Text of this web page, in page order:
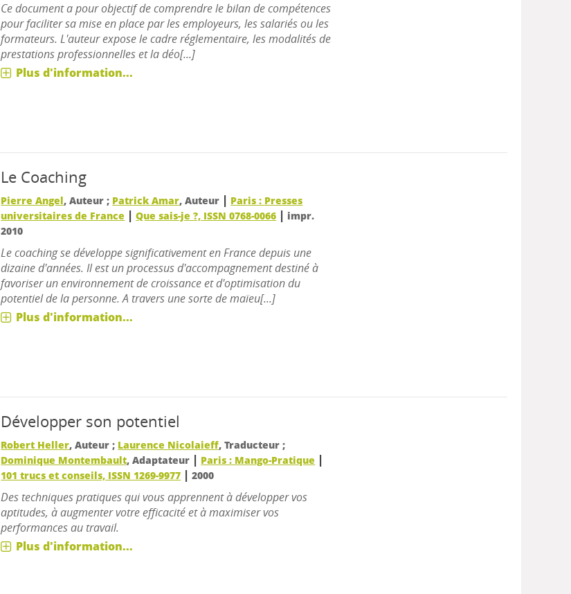
Ce document a pour objectif de comprendre le bilan de compétences
pour faciliter sa mise en place par les employeurs, les salariés ou les
formateurs. L'auteur expose le cadre réglementaire, les modalités de
prestations professionnelles et la déo[...]
Plus d'information...
Le Coaching
Pierre Angel, Auteur ; Patrick Amar, Auteur | Paris : Presses
universitaires de France |Que sais-je ?, ISSN 0768-0066 | impr.
2010
Le coaching se développe significativement en France depuis une
dizaine d'années. Il est un processus d'accompagnement destiné à
favoriser un environnement de croissance et d'optimisation du
potentiel de la personne. A travers une sorte de maïeu[...]
Plus d'information...
Développer son potentiel
Robert Heller, Auteur ; Laurence Nicolaieff, Traducteur ;
Dominique Montembault, Adaptateur | Paris : Mango-Pratique |
101 trucs et conseils, ISSN 1269-9977 |2000
Des techniques pratiques qui vous apprennent à développer vos
aptitudes, à augmenter votre efficacité et à maximiser vos
performances au travail.
Plus d'information...